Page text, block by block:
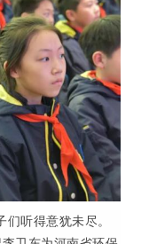
听得意犹未尽。